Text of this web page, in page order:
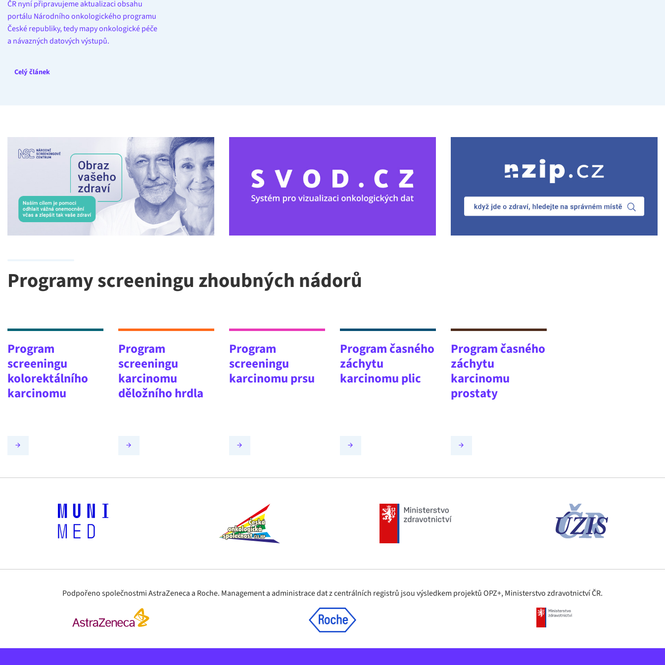
ČR nyní připravujeme aktualizaci obsahu
portálu Národního onkologického programu
České republiky, tedy mapy onkologické péče
a návazných datových výstupů.
Celý článek
Programy screeningu zhoubných nádorů
Program
screeningu
kolorektálního
karcinomu
Program
screeningu
karcinomu
děložního hrdla
Program
screeningu
karcinomu prsu
Program časného
záchytu
karcinomu plic
Program časného
záchytu
karcinomu
prostaty
Podpořeno společnostmi AstraZeneca a Roche. Management a administrace dat z centrálních registrů jsou výsledkem projektů OPZ+, Ministerstvo zdravotnictví ČR.